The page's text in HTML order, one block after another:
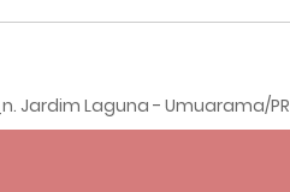
Jardim Laguna - Umuarama/PR